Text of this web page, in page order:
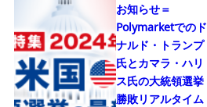
お知らせ＝
Polymarketでのド
ナルド・トランプ
氏とカマラ・ハリ
ス氏の大統領選挙
勝敗リアルタイム